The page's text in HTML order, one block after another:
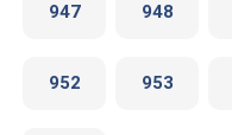
947 948
952 953